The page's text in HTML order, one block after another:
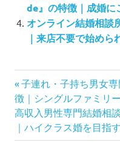
de』の特徴｜成婚に
オンライン結婚相談
｜来店不要で始めら
投
稿
ナ
ビ
前
の
記
事:
子連れ・子持ち男女
徴｜シングルファミリ
次
の
記
高収入男性専門結婚相
｜ハイクラス婚を目指